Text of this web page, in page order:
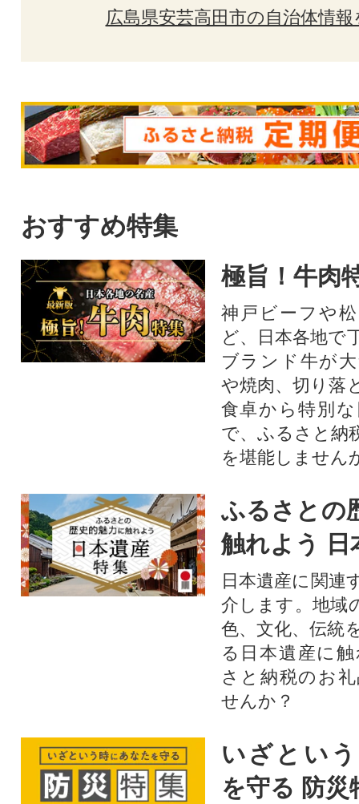
広島県安芸高田市の自治体情
おすすめ特集
極旨！牛肉
神戸ビーフや
ど、日本各地で
ブランド牛が
や焼肉、切り落
食卓から特別
で、ふるさと納
を堪能しません
ふるさとの
触れよう 日
日本遺産に関連
介します。地域
色、文化、伝統
る日本遺産に
さと納税のお
せんか？​​​
いざとい
を守る 防災